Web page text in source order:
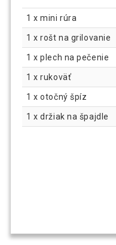
1 x mini rúra
1 x rošt na grilovanie
1 x plech na pečenie
1 x rukoväť
1 x otočný špíz
1 x držiak na špajdle